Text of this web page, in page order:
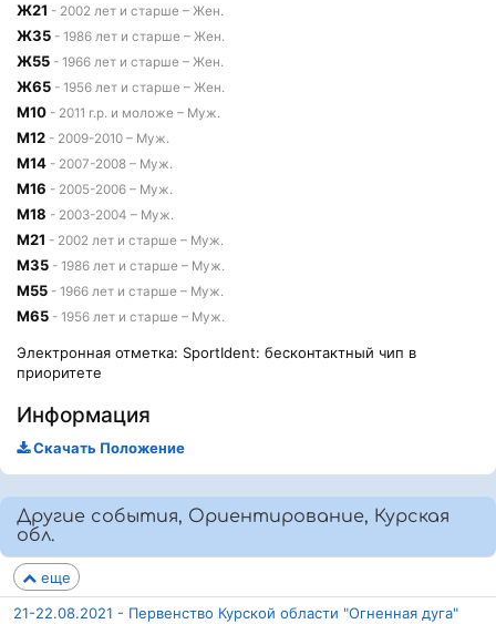
Ж21 - 2002 лет и старше – Жен.
Ж35 - 1986 лет и старше – Жен.
Ж55 - 1966 лет и старше – Жен.
Ж65 - 1956 лет и старше – Жен.
М10 - 2011 г.р. и моложе – Муж.
М12 - 2009-2010 – Муж.
М14 - 2007-2008 – Муж.
М16 - 2005-2006 – Муж.
М18 - 2003-2004 – Муж.
М21 - 2002 лет и старше – Муж.
М35 - 1986 лет и старше – Муж.
М55 - 1966 лет и старше – Муж.
М65 - 1956 лет и старше – Муж.
Электронная отметка: SportIdent: бесконтактный чип в
приоритете
Информация
Скачать Положение
Другие события, Ориентирование, Курская
обл.
еще
21-22.08.2021 - Первенство Курской области "Огненная дуга"